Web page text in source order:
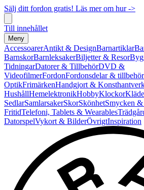
Sälj ditt fordon gratis! Läs mer om hur ->
Till innehållet
Meny
AccessoarerAntikt & DesignBarnartiklar
BarnskorBarnleksakerBiljetter & Resor
TidningarDatorer & TillbehörDVD &
VideofilmerFordonFordonsdelar & tillbehör
OptikFrimärkenHandgjort &
HushållHemelektronikHobbyKlockor
SedlarSamlarsakerSkorSkönhetSmycken
FritidTelefoni, Tablets & Wearables
DatorspelVykort & BilderÖvrigtInspiration